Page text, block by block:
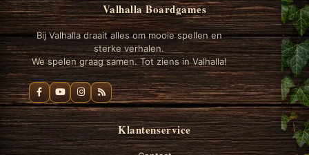
Valhalla Boardgames
Bij Valhalla draait alles om mooie spellen en
sterke verhalen.
We spelen graag samen. Tot ziens in Valhalla!
Klantenservice